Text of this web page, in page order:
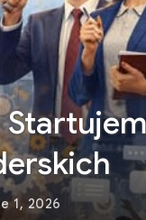
news
25, 2026